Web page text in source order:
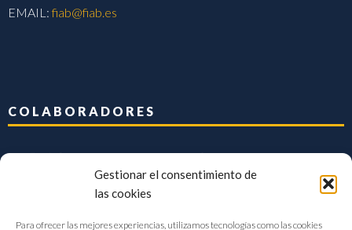
Gestionar el consentimiento de
las cookies
Para ofrecer las mejores experiencias, utilizamos tecnologías como las cookies
EMAIL:fiab@fiab.es
COLABORADORES